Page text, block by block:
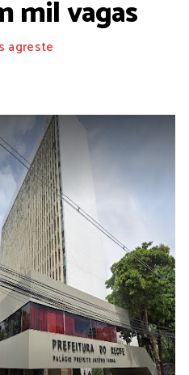
mil vagas
agreste